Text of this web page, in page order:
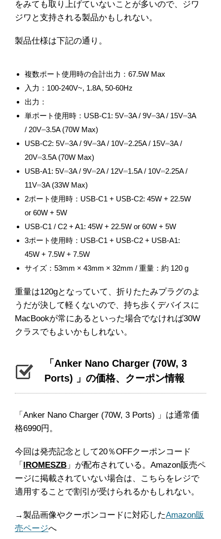
をみても取り上げていないことが多いので、ジワ
ジワと支持される製品かもしれない。
製品仕様は下記の通り。
複数ポート使用時の合計出力：67.5W Max
入力：100-240V~, 1.8A, 50-60Hz
出力：
単ポート使用時：USB-C1: 5V⎓3A / 9V⎓3A / 15V⎓3A
/ 20V⎓3.5A (70W Max)
USB-C2: 5V⎓3A / 9V⎓3A / 10V⎓2.25A / 15V⎓3A /
20V⎓3.5A (70W Max)
USB-A1: 5V⎓3A / 9V⎓2A / 12V⎓1.5A / 10V⎓2.25A /
11V⎓3A (33W Max)
2ポート使用時：USB-C1 + USB-C2: 45W + 22.5W
or 60W + 5W
USB-C1 / C2 + A1: 45W + 22.5W or 60W + 5W
3ポート使用時：USB-C1 + USB-C2 + USB-A1:
45W + 7.5W + 7.5W
サイズ：53mm × 43mm × 32mm / 重量：約 120 g
重量は120gとなっていて、折りたたみプラグのよ
うだが決して軽くないので、持ち歩くデバイスに
MacBookが常にあるといった場合でなければ30W
クラスでもよいかもしれない。
「Anker Nano Charger (70W, 3
Ports) 」の価格、クーポン情報
「Anker Nano Charger (70W, 3 Ports) 」は通常価
格6990円。
今回は発売記念として20％OFFクーポンコード
「 IROMESZB 」が配布されている。Amazon販売ペ
ージに掲載されていない場合は、こちらをレジで
適用することで割引が受けられるかもしれない。
→製品画像やクーポンコードに対応したAmazon販
売ページへ